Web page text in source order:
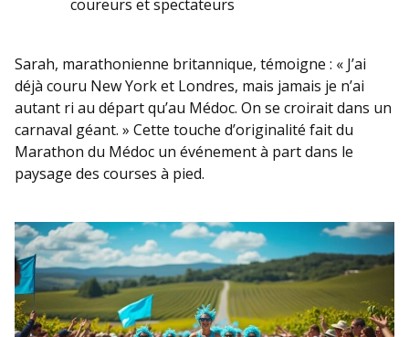
coureurs et spectateurs
Sarah, marathonienne britannique, témoigne : « J’ai
déjà couru New York et Londres, mais jamais je n’ai
autant ri au départ qu’au Médoc. On se croirait dans un
carnaval géant. » Cette touche d’originalité fait du
Marathon du Médoc un événement à part dans le
paysage des courses à pied.